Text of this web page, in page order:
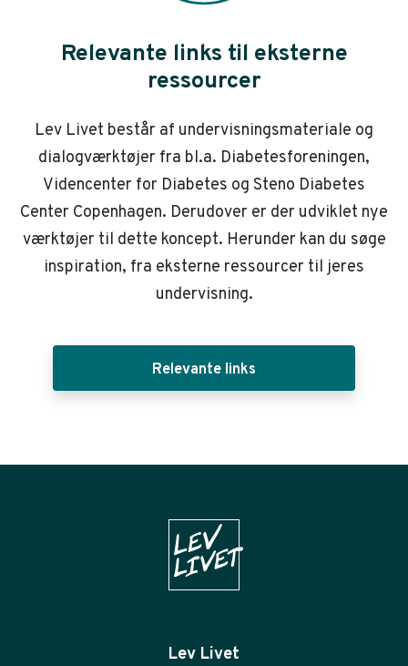
Relevante links til eksterne
ressourcer
Lev Livet består af undervisningsmateriale og
dialogværktøjer fra bl.a. Diabetesforeningen,
Videncenter for Diabetes og Steno Diabetes
Center Copenhagen. Derudover er der udviklet nye
værktøjer til dette koncept. Herunder kan du søge
inspiration, fra eksterne ressourcer til jeres
undervisning.
Relevante links
Lev Livet